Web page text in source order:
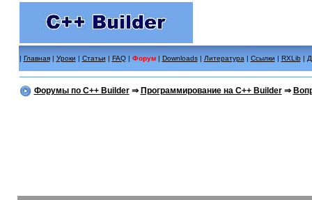
| Главная| Уроки | Статьи | FAQ| Форум | Downloads| Литература | Ссылки | RXLib |
Форумы по C++ Builder⇒ Программирование на C++ Builder⇒